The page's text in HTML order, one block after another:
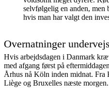
selvfølgelig en anden, men
hvis man har valgt den
Overnatninger
Hvis arbejdsdagen i Danmark
med afgang først på
Århus nå Köln inden midnat. Fra
Liège og Bruxelles næste morgen.